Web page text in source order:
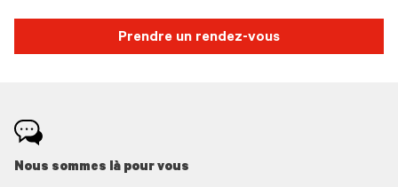
Prendre un rendez-vous
Nous sommes là pour vous